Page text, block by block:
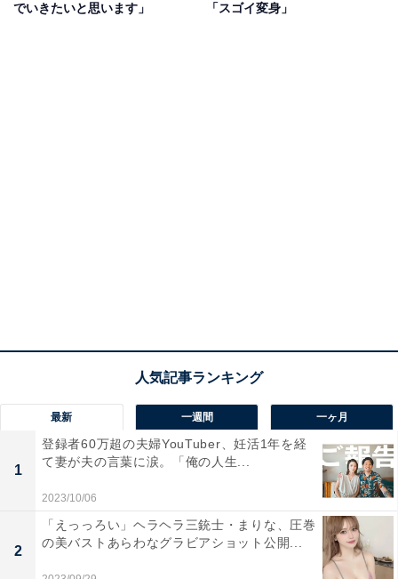
でいきたいと思います」
「スゴイ変身」
最新 一週間 一ヶ月
1
登録者60万超の夫婦YouTuber、妊活1年を経
て妻が夫の言葉に涙。「俺の人生...
2023/10/06
2
「えっっろい」ヘラヘラ三銃士・まりな、圧巻
の美バストあらわなグラビアショット公開...